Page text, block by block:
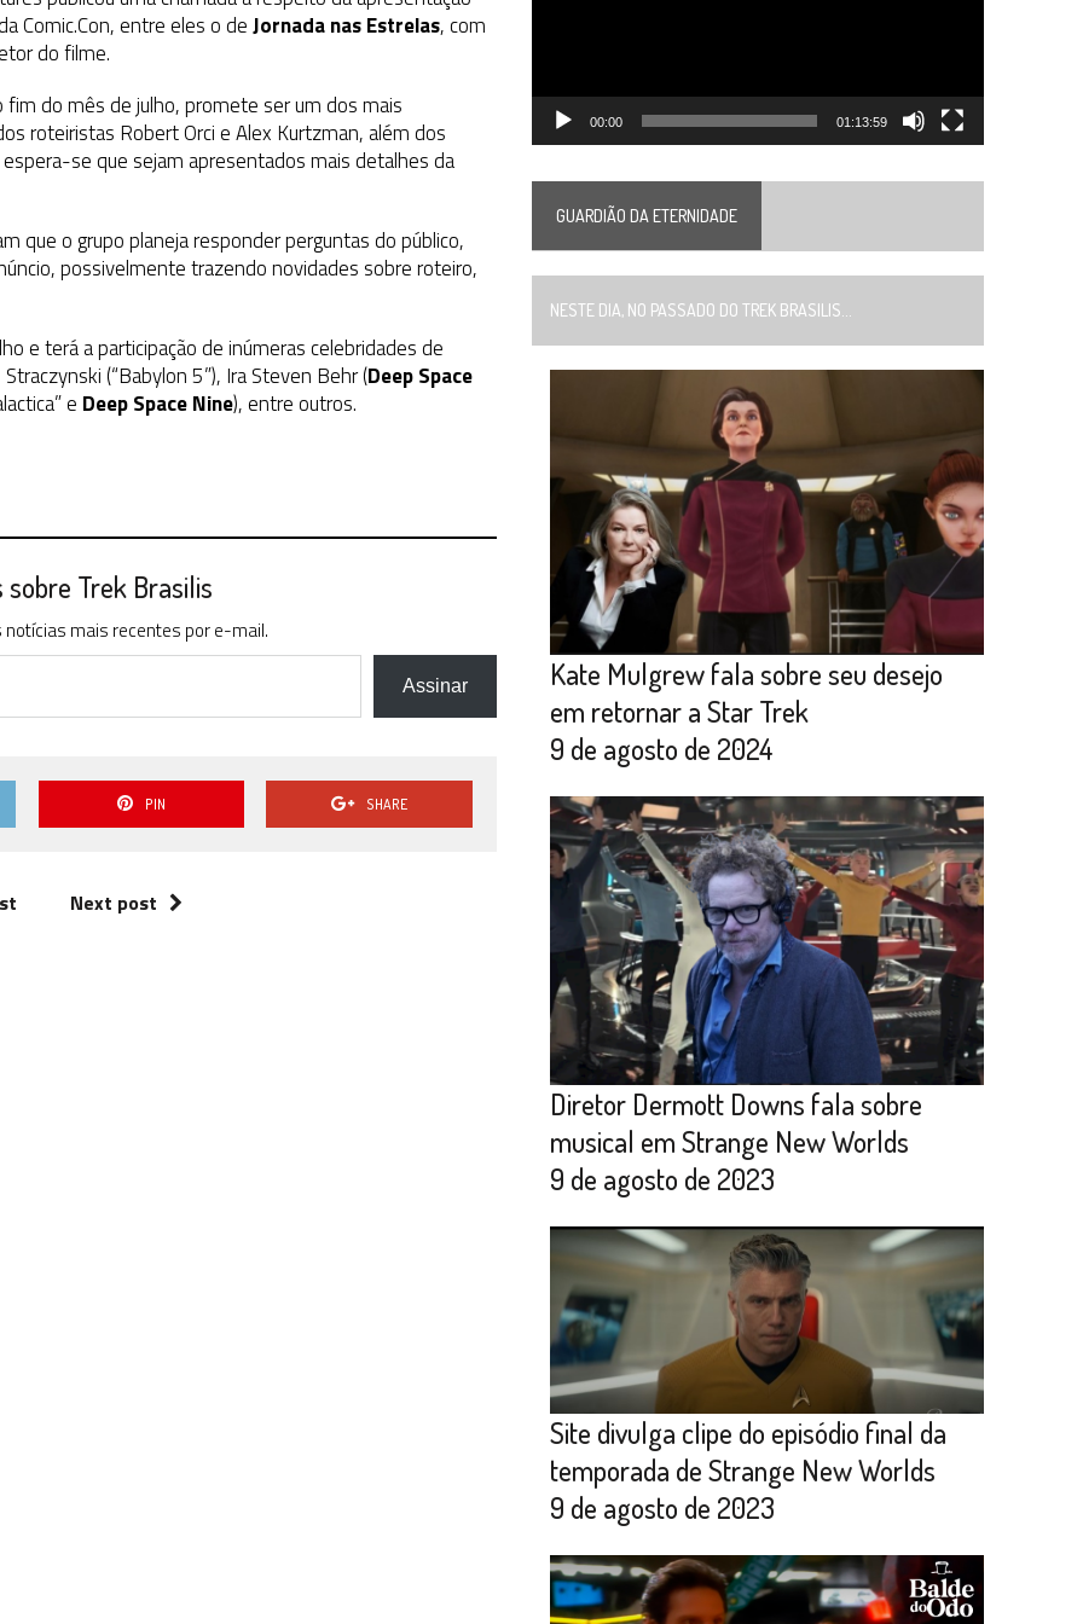
– “THE GRIFFIN INCIDENT” (4×02)
DE UMA ERA NA SDCC
Comic.Con, entre eles o deJornada nas Estrelas, com
do filme.
fim do mês de julho, promete ser um dos mais
roteiristas Robert Orci e Alex Kurtzman, além dos
se que sejam apresentados mais detalhes da
que o grupo planeja responder perguntas do público,
possivelmente trazendo novidades sobre roteiro,
e terá a participação de inúmeras celebridades de
(“Babylon 5”), Ira Steven Behr (Deep Space
e Deep Space Nine), entre outros.
Trek Brasilis
mais recentes por e-mail.
Assinar
PIN SHARE
Next post
00:00 01:13:59
GUARDIÃO DA ETERNIDADE
NESTE DIA, NO PASSADO DO TREK BRASILIS...
Kate Mulgrew fala sobre seu desejo
em retornar a Star Trek
9 de agosto de 2024
Diretor Dermott Downs fala sobre
musical em Strange New Worlds
9 de agosto de 2023
Site divulga clipe do episódio final da
temporada de Strange New Worlds
9 de agosto de 2023